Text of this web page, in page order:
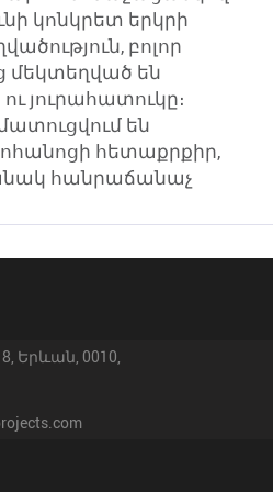
կոնկրետ երկրի
բոլոր
մեկտեղված են
յուրահատուկը։
են
հետաքրքիր,
հանրաճանաչ
Երևան, 0010,